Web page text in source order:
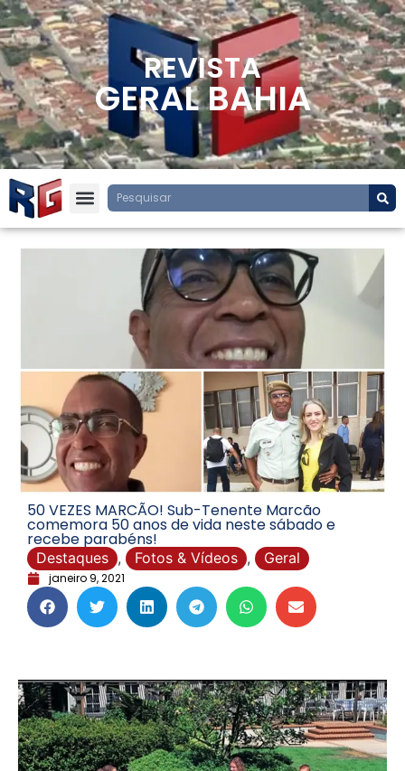
REVISTA
GERAL BAHIA
50 VEZES MARCÃO! Sub-Tenente Marcão
comemora 50 anos de vida neste sábado e
recebe parabéns!
Destaques , Fotos & Vídeos , Geral
janeiro 9, 2021